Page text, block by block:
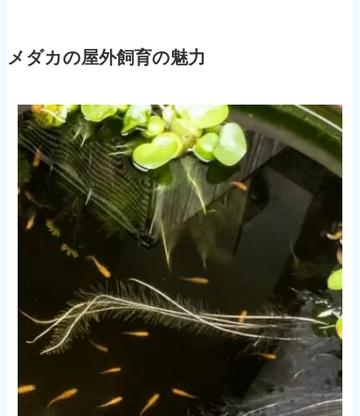
メダカの屋外飼育の魅力